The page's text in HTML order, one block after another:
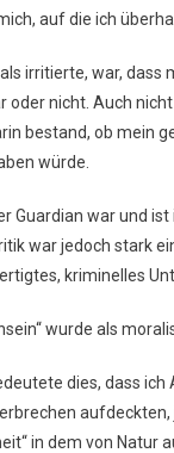
auf die ich
irritierte, war, dass
oder nicht. Auch
bestand, ob mein
würde.
Guardian war und
war jedoch stark
kriminelles
wurde als
dies, dass
in dem von Natur